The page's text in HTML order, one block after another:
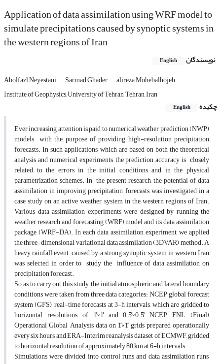
Application of data assimilation using WRF model to
simulate precipitations caused by synoptic systems in
the western regions of Iran
نویسندگان English
Abolfazl Neyestani Sarmad Ghader
alireza Mohebalhojeh
Institute of Geophysics, University of Tehran, Tehran, Iran
چکیده
English
Ever increasing attention is paid to numerical weather prediction (NWP)
models with the purpose of providing high-resolution precipitation
forecasts. In such applications, which are based on both the theoretical
analysis and numerical experiments, the prediction accuracy is closely
related to the errors in the initial conditions and in the physical
parametrization schemes. In the present research, the potential of data
assimilation in improving precipitation forecasts was investigated in a
case study on an active weather system in the western regions of Iran.
Various data assimilation experiments were designed by running the
weather research and forecasting (WRF) model and its data assimilation
package (WRF-DA). In each data assimilation experiment, we applied
the three-dimensional variational data assimilation (3DVAR) method. A
heavy rainfall event caused by a strong synoptic system in western Iran
was selected in order to study the influence of data assimilation on
precipitation forecast.
So as to carry out this study, the initial atmospheric and lateral boundary
conditions were taken from three data categories: NCEP global forecast
system (GFS), real-time forecasts at 3-h intervals, which are gridded to
horizontal resolutions of 1̊×1̊ and 0.5̊×0.5̊, NCEP FNL (Final)
Operational Global Analysis data on 1̊×1̊ grids prepared operationally
every six hours and ERA-Interim reanalysis dataset of ECMWF, gridded
to horizontal resolution of approximately 80 km at 6-h intervals.
Simulations were divided into control runs and data assimilation runs,